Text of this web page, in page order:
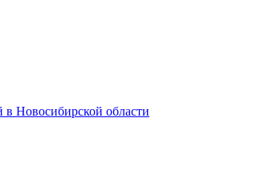
Новосибирской области